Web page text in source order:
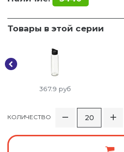
Товары в этой серии
367.9 руб
КОЛИЧЕСТВО